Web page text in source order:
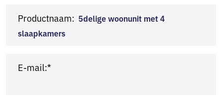
Productnaam: 5delige woonunit met 4
slaapkamers
E-mail:*